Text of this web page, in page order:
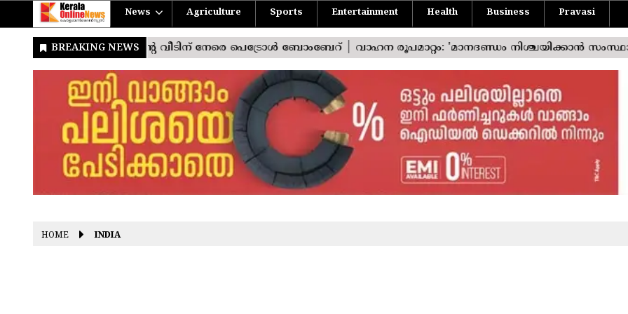
News Agriculture Sports Entertainment Health Business Pravasi
HOME INDIA